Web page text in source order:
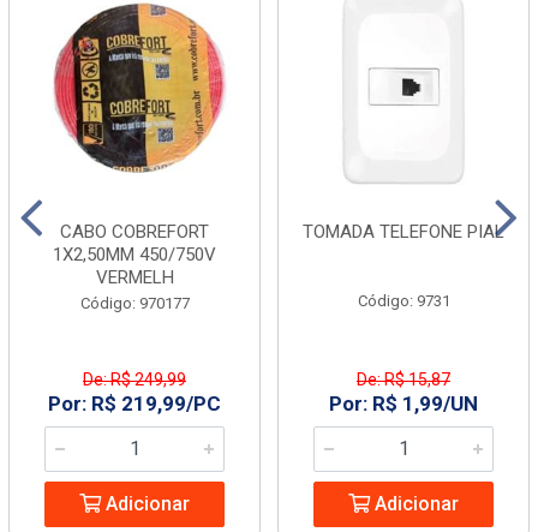
CABO COBREFORT
1X2,50MM 450/750V
VERMELH
Código: 970177
De: R$ 249,99
Por: R$ 219,99/PC
Adicionar
TOMADA TELEFONE PIAL
Código: 9731
De: R$ 15,87
Por: R$ 1,99/UN
Adicionar